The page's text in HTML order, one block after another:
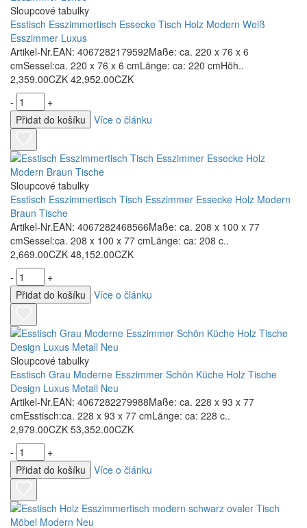
Sloupcové tabulky
Esstisch Esszimmertisch Essecke Tisch Holz Modern Weiß
Esszimmer Luxus
Artikel-Nr.EAN: 4067282179592Maße: ca. 220 x 76 x 6
cmSessel:ca. 220 x 76 x 6 cmLänge: ca: 220 cmHöh..
2,359.00CZK 42,952.00CZK
-
+
Přidat do košíku
Více o článku
Sloupcové tabulky
Esstisch Esszimmertisch Tisch Esszimmer Essecke Holz Modern
Braun Tische
Artikel-Nr.EAN: 4067282468566Maße: ca. 208 x 100 x 77
cmSessel:ca. 208 x 100 x 77 cmLänge: ca: 208 c..
2,669.00CZK 48,152.00CZK
-
+
Přidat do košíku
Více o článku
Sloupcové tabulky
Esstisch Grau Moderne Esszimmer Schön Küche Holz Tische
Design Luxus Metall Neu
Artikel-Nr.EAN: 4067282279988Maße: ca. 228 x 93 x 77
cmEsstisch:ca. 228 x 93 x 77 cmLänge: ca: 228 c..
2,979.00CZK 53,352.00CZK
-
+
Přidat do košíku
Více o článku